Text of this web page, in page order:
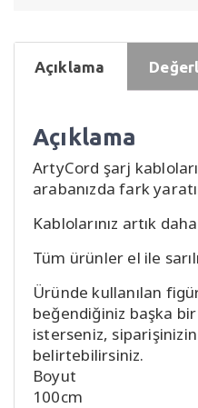
Açıklama
Açıklama
ArtyCord şarj
arabanızda fark
Kablolarınız artık
Tüm ürünler el ile
Üründe kullanılan
beğendiğiniz başka
isterseniz, siparişinizin
belirtebilirsiniz.
Boyut
100cm